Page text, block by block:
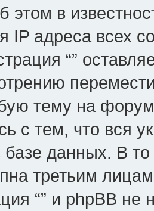
этом в
IP адреса всех
“”
тему на
с тем, что вся
базе данных. В
третьим
“” и phpBB не